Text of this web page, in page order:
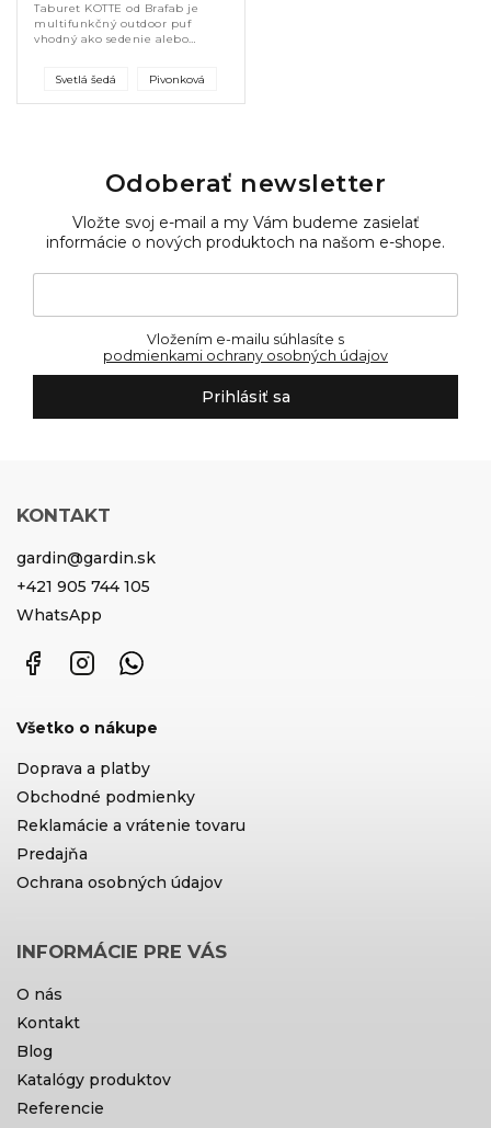
Taburet KOTTE od Brafab je
multifunkčný outdoor puf
vhodný ako sedenie alebo
zaručujú komfort aj trvácnosť.
Kompaktný dizajn...
Svetlá šedá Pivonková
Odoberať newsletter
Vložte svoj e-mail a my Vám budeme zasielať
informácie o nových produktoch na našom e-shope.
podmienkami ochrany osobných údajov
Prihlásiť sa
KONTAKT
gardin@gardin.sk
+421 905 744 105
WhatsApp
FacebookInstagram
Všetko o nákupe
Doprava a platby
Obchodné podmienky
Reklamácie a vrátenie tovaru
Predajňa
Ochrana osobných údajov
INFORMÁCIE PRE VÁS
O nás
Kontakt
Blog
Katalógy produktov
Referencie